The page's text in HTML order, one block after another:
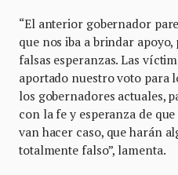
“El anterior gobernador
que nos iba a brindar
falsas esperanzas. Las
aportado nuestro voto para
los gobernadores actuales,
con la fe y esperanza de
van hacer caso, que harán
totalmente falso”, lamenta.